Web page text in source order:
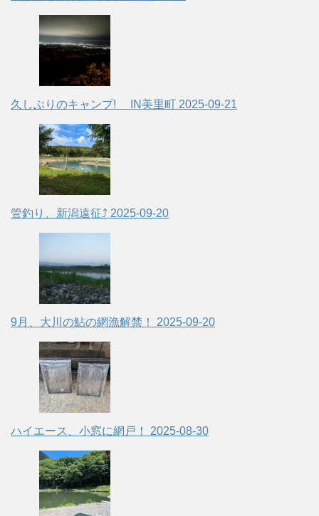
久しぶりのキャンプ! IN美里町 2025-09-21
管釣り、新潟遠征⤴ 2025-09-20
9月、大川の鮎の網漁解禁！ 2025-09-20
ハイエース、小窓に網戸！ 2025-08-30